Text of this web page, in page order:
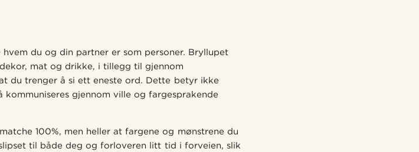
du og din partner er som personer. Bryllupet
mat og drikke, i tillegg til gjennom
du trenger å si ett eneste ord. Dette betyr ikke
gjennom ville og fargesprakende
100%, men heller at fargene og mønstrene du
til både deg og forloveren litt tid i forveien, slik